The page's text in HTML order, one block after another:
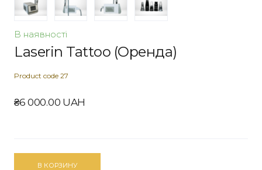
В наявності
Laserin Tattoo (Оренда)
Product code 27
₴6 000.00 UAH
В КОРЗИНУ